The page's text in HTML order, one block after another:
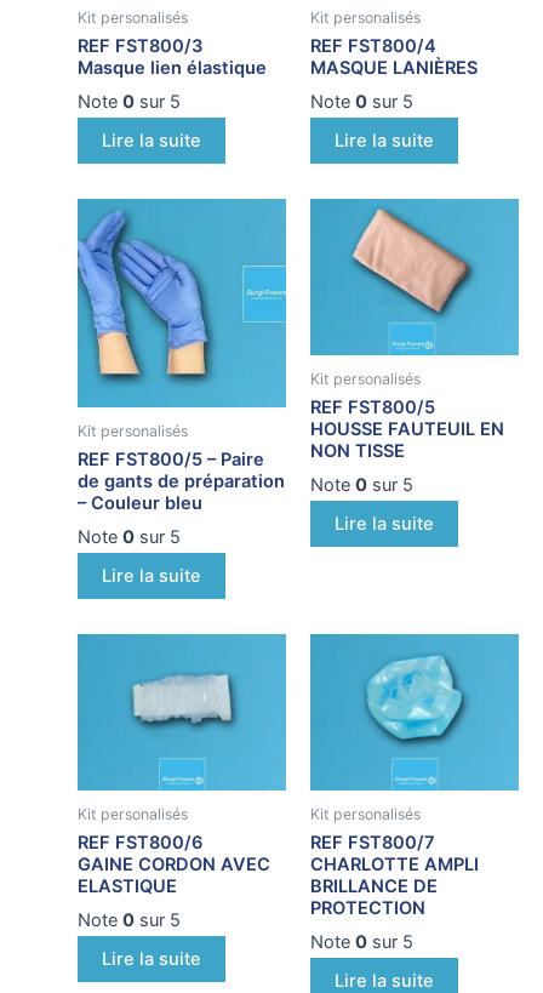
Kit personalisés
REF FST800/3
Masque lien élastique
Note 0sur 5
Lire la suite
Kit personalisés
REF FST800/4
MASQUE LANIÈRES
Note 0sur 5
Lire la suite
Kit personalisés
REF FST800/5 – Paire
de gants de préparation
– Couleur bleu
Note 0sur 5
Lire la suite
Kit personalisés
REF FST800/5
HOUSSE FAUTEUIL EN
NON TISSE
Note 0sur 5
Lire la suite
Kit personalisés
REF FST800/6
GAINE CORDON AVEC
ELASTIQUE
Note 0sur 5
Lire la suite
Kit personalisés
REF FST800/7
CHARLOTTE AMPLI
BRILLANCE DE
PROTECTION
Note 0sur 5
Lire la suite